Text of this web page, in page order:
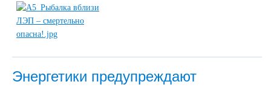
Энергетики предупреждают